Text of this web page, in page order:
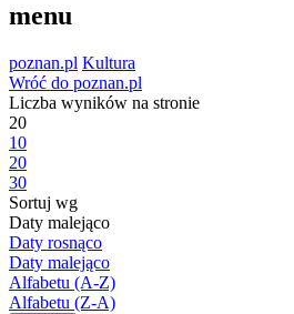
menu
poznan.pl Kultura
Wróć do poznan.pl
Liczba wyników na stronie
20
10
20
30
Sortuj wg
Daty malejąco
Daty rosnąco
Daty malejąco
Alfabetu (A-Z)
Alfabetu (Z-A)